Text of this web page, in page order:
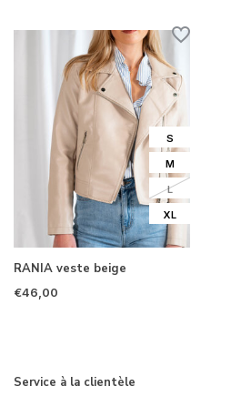
S
M
L
XL
RANIA veste beige
€46,00
Service à la clientèle